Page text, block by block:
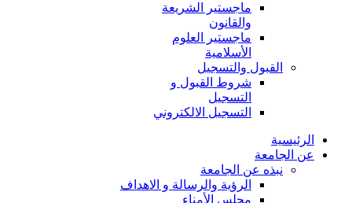
ماجستير الشريعة
والقانون
ماجستير العلوم
الأسلامية
القبول والتسجيل
شروط القبول و
التسجيل
التسجيل الالكتروني
الرئيسية
عن الجامعة
نبذه عن الجامعة
الرؤية والرسالة و الاهداف
مجلس الأمناء